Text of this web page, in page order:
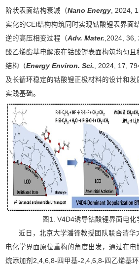
阶状表面结构衰减（Nano Energy , 2024,
实化的CEI结构构筑同时实现钴酸锂表界面
逆的高压相变过程（Adv. Mater. ,2024,
酸乙烯酯基电解液在钴酸锂表面构筑均匀且
结构（Energy Environ. Sci. , 2024, 17,
及长循环稳定的钴酸锂正极材料的设计和
实践基础。
图1. V4D4诱导钴酸锂界面电化
近日，北京大学潘锋教授团队联合清华
电化学界面原位重构的角度出发，通过在
烷添加剂2,4,6,8-四甲基-2,4,6,8-四乙烯基